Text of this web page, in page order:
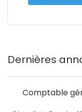
Dernières
Comptable